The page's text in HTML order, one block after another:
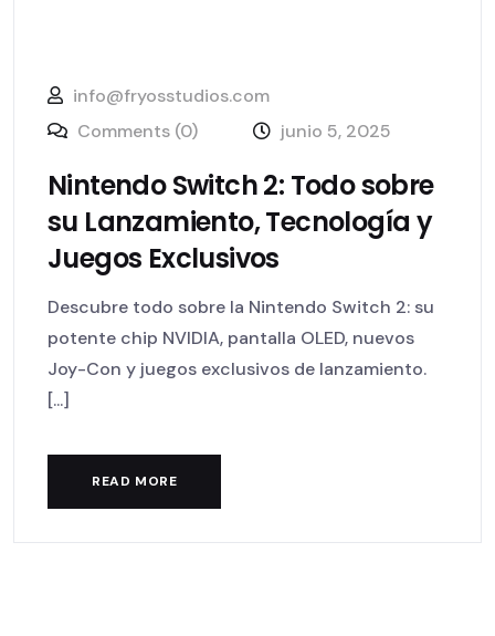
info@fryosstudios.com
Comments (0)
junio 5, 2025
Nintendo Switch 2: Todo sobre
su Lanzamiento, Tecnología y
Juegos Exclusivos
Descubre todo sobre la Nintendo Switch 2: su
potente chip NVIDIA, pantalla OLED, nuevos
Joy-Con y juegos exclusivos de lanzamiento.
[...]
READ MORE